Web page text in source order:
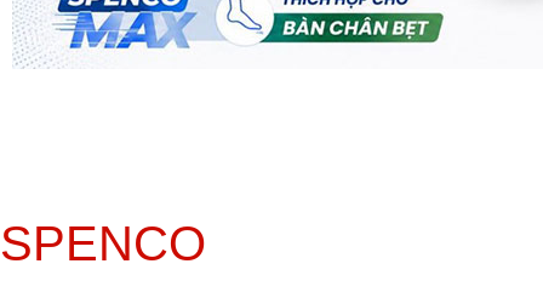
SPENCO